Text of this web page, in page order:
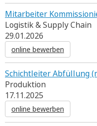
Mitarbeiter
Logistik & Supply Chain
29.01.2026
online bewerben
Schichtleiter Abfüllung
Produktion
17.11.2025
online bewerben